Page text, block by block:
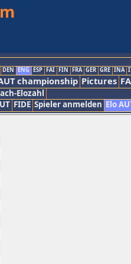
DEN ENG ESP FAI FIN FRA GER GRE INA
championship Pictures
Elozahl
FIDE Spieler anmelden Elo